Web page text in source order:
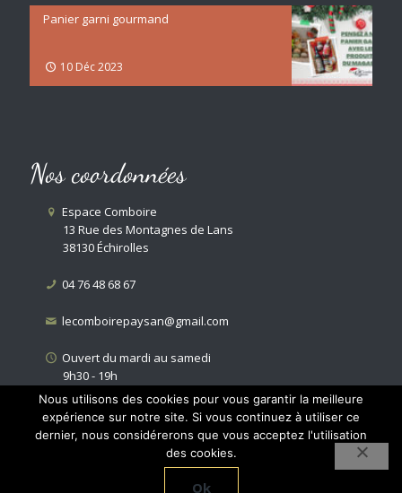
Panier garni gourmand
10 Déc 2023
Nos coordonnées
Espace Comboire
13 Rue des Montagnes de Lans
38130 Échirolles
04 76 48 68 67
lecomboirepaysan@gmail.com
Ouvert du mardi au samedi
9h30 - 19h
Nous utilisons des cookies pour vous garantir la meilleure
expérience sur notre site. Si vous continuez à utiliser ce
dernier, nous considérerons que vous acceptez l'utilisation
des cookies.
Ok